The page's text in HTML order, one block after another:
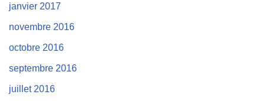
janvier 2017
novembre 2016
octobre 2016
septembre 2016
juillet 2016